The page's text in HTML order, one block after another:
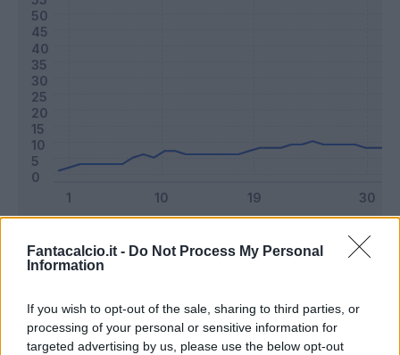
Fantacalcio.it - Do Not Process My Personal
Information
If you wish to opt-out of the sale, sharing to third parties, or
processing of your personal or sensitive information for
targeted advertising by us, please use the below opt-out
Riepilogo stagione
Titolare 25 - 65